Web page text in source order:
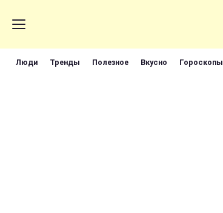
Люди Тренды Полезное Вкусно Гороскопы